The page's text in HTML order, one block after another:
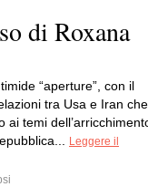
di Roxana
“aperture”, con il
tra Usa e Iran che
ai temi
Leggere il